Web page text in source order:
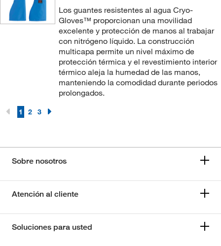
Los guantes resistentes al agua Cryo-
Gloves™ proporcionan una movilidad
excelente y protección de manos al trabajar
con nitrógeno líquido. La construcción
multicapa permite un nivel máximo de
protección térmica y el revestimiento interior
térmico aleja la humedad de las manos,
manteniendo la comodidad durante periodos
prolongados.
1 2 3
Sobre nosotros
Atención al cliente
Soluciones para usted